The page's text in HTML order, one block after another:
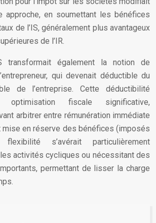
approche, en soumettant les bénéfices
de l’IS, généralement plus avantageux
de l’IR.
transformait également la notion de
qui devenait déductible du
de l’entreprise. Cette déductibilité
optimisation fiscale significative,
arbitrer entre rémunération immédiate
mise en réserve des bénéfices (imposés
s’avérait particulièrement
activités cycliques ou nécessitant des
permettant de lisser la charge